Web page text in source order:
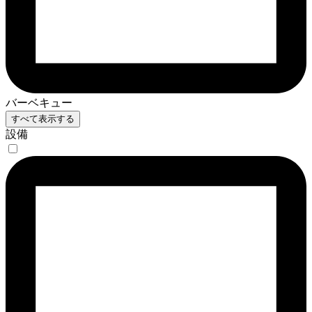
バーベキュー
すべて表示する
設備